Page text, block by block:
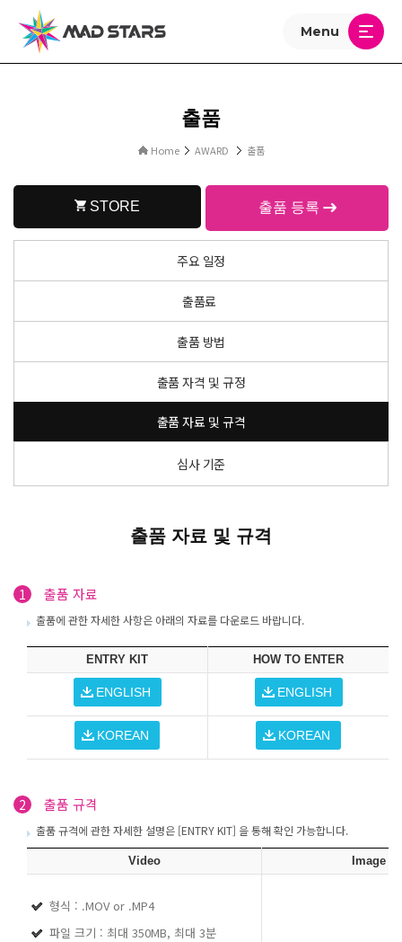
Menu
출품
Home AWARD 출품
STORE 출품 등록
주요 일정
출품료
출품 방법
출품 자격 및 규정
출품 자료 및 규격
심사 기준
출품 자료 및 규격
1 출품 자료
출품에 관한 자세한 사항은 아래의 자료를 다운로드 바랍니다.
ENTRY KIT HOW TO ENTER
2 출품 규격
출품 규격에 관한 자세한 설명은 [ENTRY KIT] 을 통해 확인 가능합니다.
Video Image
형식 : .MOV or .MP4
파일 크기 : 최대 350MB, 최대 3분